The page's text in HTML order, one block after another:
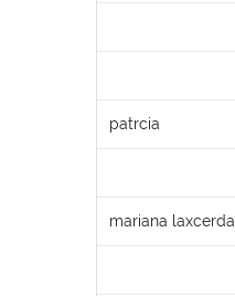
patrcia
mariana laxcerda